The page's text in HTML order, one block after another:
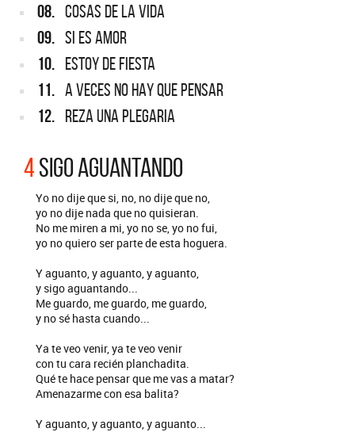
08. COSAS DE LA VIDA
09. SI ES AMOR
10. ESTOY DE FIESTA
11. A VECES NO HAY QUE PENSAR
12. REZA UNA PLEGARIA
4SIGO AGUANTANDO
Yo no dije que si, no, no dije que no,
yo no dije nada que no quisieran.
No me miren a mi, yo no se, yo no fui,
yo no quiero ser parte de esta hoguera.
Y aguanto, y aguanto, y aguanto,
y sigo aguantando...
Me guardo, me guardo, me guardo,
y no sé hasta cuando...
Ya te veo venir, ya te veo venir
con tu cara recién planchadita.
Qué te hace pensar que me vas a matar?
Amenazarme con esa balita?
Y aguanto, y aguanto, y aguanto...